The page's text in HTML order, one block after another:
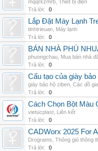
mqqrkzmrb Thiết bị điện
Trả lời:
0
Lắp Đặt Máy Lạnh
tinhtrieuan Máy lạnh
Trả lời:
0
BÁN NHÀ PHÚ
phuongchau Mua bán nhà
Trả lời:
0
Cấu tạo của giày
giày bảo hộ ziben Các đồ
Trả lời:
0
Cách Chọn Bột Màu
vietucplast Liên kết
Trả lời:
0
CADWorx 2025 For
Drograms Thông gió thông
Trả lời:
0